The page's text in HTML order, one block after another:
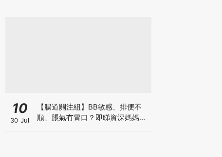
10
30 Jul
【腸道關注組】BB敏感、排便不
順、脹氣冇胃口？即睇資深媽媽分